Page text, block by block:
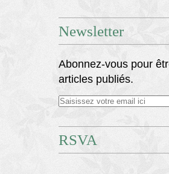
Newsletter
Abonnez-vous pour
articles publiés.
RSVA